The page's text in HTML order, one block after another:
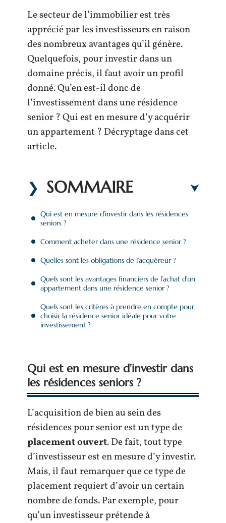
Le secteur de l’immobilier est très
apprécié par les investisseurs en raison
des nombreux avantages qu’il génère.
Quelquefois, pour investir dans un
domaine précis, il faut avoir un profil
donné. Qu’en est-il donc de
l’investissement dans une résidence
senior ? Qui est en mesure d’y acquérir
un appartement ? Décryptage dans cet
article.
SOMMAIRE
Qui est en mesure d’investir dans les résidences
seniors ?
Comment acheter dans une résidence senior ?
Quelles sont les obligations de l’acquéreur ?
Quels sont les avantages financiers de l’achat d’un
appartement dans une résidence senior ?
Quels sont les critères à prendre en compte pour
choisir la résidence senior idéale pour votre
investissement ?
Qui est en mesure d’investir dans
les résidences seniors ?
L’acquisition de bien au sein des
résidences pour senior est un type de
placement ouvert. De fait, tout type
d’investisseur est en mesure d’y investir.
Mais, il faut remarquer que ce type de
placement requiert d’avoir un certain
nombre de fonds. Par exemple, pour
qu’un investisseur prétende à